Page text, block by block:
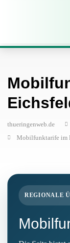
thueringenweb.de
Mobilfunktarife im
REGIONALE